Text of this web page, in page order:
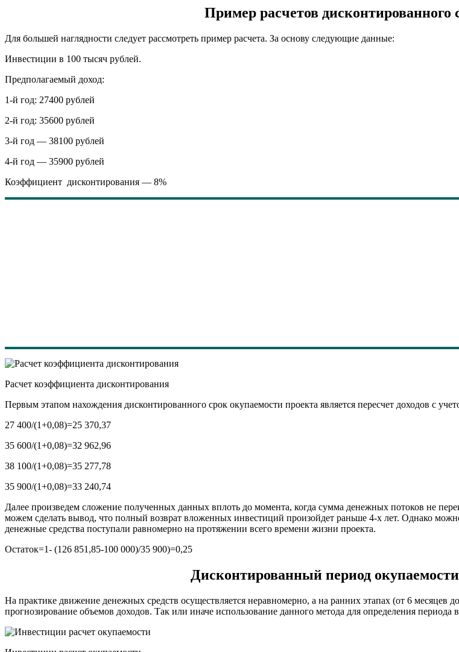
Пример расчетов дисконтированного
Для большей наглядности следует рассмотреть пример расчета. За основу следующие данные:
Инвестиции в 100 тысяч рублей.
Предполагаемый доход:
1-й год: 27400 рублей
2-й год: 35600 рублей
3-й год — 38100 рублей
4-й год — 35900 рублей
Коэффициент дисконтирования — 8%
Расчет коэффициента дисконтирования
Первым этапом нахождения дисконтированного срок окупаемости проекта является пересчет доходов с
27 400/(1+0,08)=25 370,37
35 600/(1+0,08)=32 962,96
38 100/(1+0,08)=35 277,78
35 900/(1+0,08)=33 240,74
Далее произведем сложение полученных данных вплоть до момента, когда сумма денежных потоков не
можем сделать вывод, что полный возврат вложенных инвестиций произойдет раньше 4-х лет. Однако
денежные средства поступали равномерно на протяжении всего времени жизни проекта.
Остаток=1- (126 851,85-100 000)/35 900)=0,25
Дисконтированный период окупаемости
На практике движение денежных средств осуществляется неравномерно, а на ранних этапах (от 6 месяцев
прогнозирование объемов доходов. Так или иначе использование данного метода для определения периода